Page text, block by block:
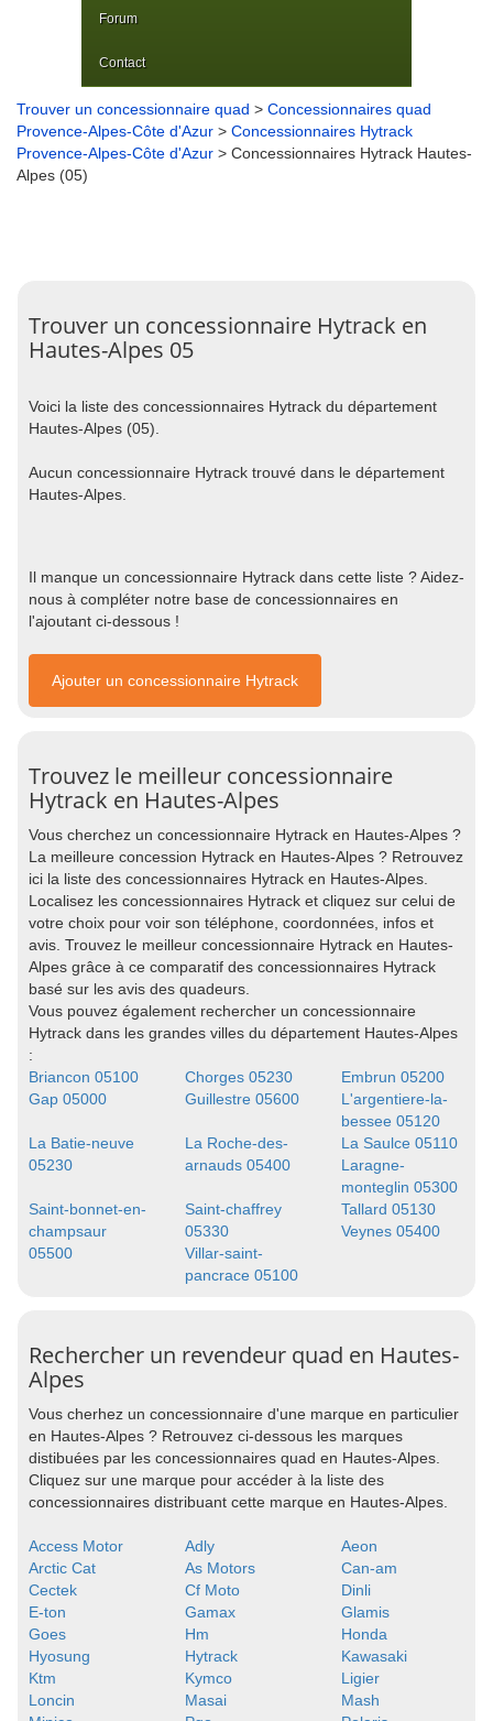
Forum
Contact
Trouver un concessionnaire quad > Concessionnaires quad
Provence-Alpes-Côte d'Azur > Concessionnaires Hytrack
Provence-Alpes-Côte d'Azur > Concessionnaires Hytrack Hautes-
Alpes (05)
Trouver un concessionnaire Hytrack en
Hautes-Alpes 05
Voici la liste des concessionnaires Hytrack du département
Hautes-Alpes (05).
Aucun concessionnaire Hytrack trouvé dans le département
Hautes-Alpes.
Il manque un concessionnaire Hytrack dans cette liste ? Aidez-
nous à compléter notre base de concessionnaires en
l'ajoutant ci-dessous !
Ajouter un concessionnaire Hytrack
Trouvez le meilleur concessionnaire
Hytrack en Hautes-Alpes
Vous cherchez un concessionnaire Hytrack en Hautes-Alpes ?
La meilleure concession Hytrack en Hautes-Alpes ? Retrouvez
ici la liste des concessionnaires Hytrack en Hautes-Alpes.
Localisez les concessionnaires Hytrack et cliquez sur celui de
votre choix pour voir son téléphone, coordonnées, infos et
avis. Trouvez le meilleur concessionnaire Hytrack en Hautes-
Alpes grâce à ce comparatif des concessionnaires Hytrack
basé sur les avis des quadeurs.
Vous pouvez également rechercher un concessionnaire
Hytrack dans les grandes villes du département Hautes-Alpes
:
Briancon 05100
Chorges 05230
Embrun 05200
Gap 05000
Guillestre 05600
L'argentiere-la-
bessee 05120
La Batie-neuve
05230
La Roche-des-
arnauds 05400
La Saulce 05110
Laragne-
monteglin 05300
Saint-bonnet-en-
champsaur
05500
Saint-chaffrey
05330
Tallard 05130
Veynes 05400
Villar-saint-
pancrace 05100
Rechercher un revendeur quad en Hautes-
Alpes
Vous cherhez un concessionnaire d'une marque en particulier
en Hautes-Alpes ? Retrouvez ci-dessous les marques
distibuées par les concessionnaires quad en Hautes-Alpes.
Cliquez sur une marque pour accéder à la liste des
concessionnaires distribuant cette marque en Hautes-Alpes.
Access Motor Adly
Aeon
Arctic Cat
As Motors
Can-am
Cectek
Cf Moto
Dinli
E-ton
Gamax
Glamis
Goes
Hm
Honda
Hyosung
Hytrack
Kawasaki
Ktm
Kymco
Ligier
Loncin
Masai
Mash